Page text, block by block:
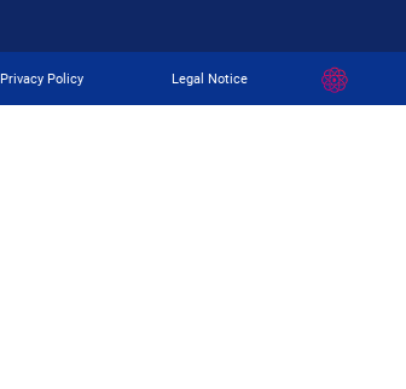
Privacy Policy Legal Notice
Developed
By